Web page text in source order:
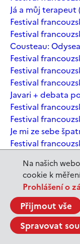
Na našich
cookie k
Prohlášení o
Přijmout vše
Spravovat
Já a můj terapeut
Festival
Festival
Cousteau: Odysea
Festival
Festival
Festival
Javari + debata
Festival
Festival
Je mi ze sebe
Festival
Chomským
Festival
Festival
Festival
Králova milenka
Jeanne du Barry